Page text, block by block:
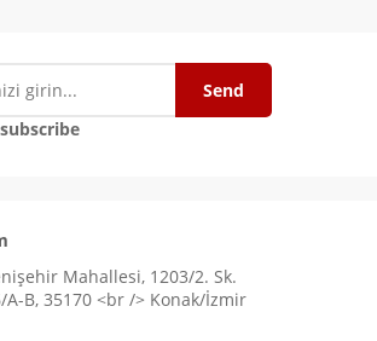
Mahallesi, 1203/2. Sk.
A-B, 35170 <br /> Konak/İzmir